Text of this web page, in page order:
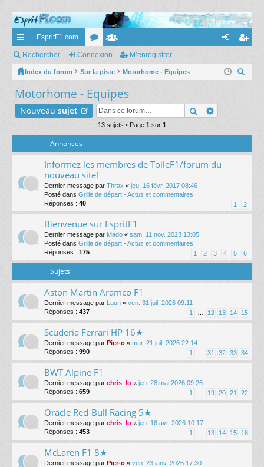
cc
ès
ra
pi
EspritF1.com
or
u
m
s
e
m
br
es
ne nr
Rechercher Connexion M’enregistrer
Index du forum Sur la piste
Motorhome - Equipes
Motorhome - Equipes
Nouveau sujet
13 sujets • Page 1 sur 1
Annonces
Informez les membres de ToileF1/forum du
nouveau site!
Dernier message par Thrax « jeu. 16 févr. 2017 08:46
Posté dans Grille de départ - Actus et commentaires
Réponses : 40 1 2
Bienvenue sur EspritF1
Dernier message par Mado « sam. 11 nov. 2023 13:05
Posté dans Grille de départ - Actus et commentaires
Réponses : 175 1 2 3 4 5 6
Sujets
Aston Martin Aramco F1
Dernier message par Luun « ven. 31 juil. 2026 09:11
Réponses : 437 1 12 13 14 15
Scuderia Ferrari HP 16★
Dernier message par Pier-o « mar. 21 juil. 2026 22:14
Réponses : 990 1 31 32 33 34
BWT Alpine F1
Dernier message par chris_lo « jeu. 28 mai 2026 09:26
Réponses : 659 1 19 20 21 22
Oracle Red-Bull Racing 5★
Dernier message par chris_lo « jeu. 16 avr. 2026 10:17
Réponses : 453 1 13 14 15 16
McLaren F1 8★
Dernier message par Pier-o « ven. 23 janv. 2026 17:30